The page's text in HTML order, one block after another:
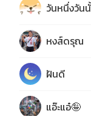
วันหนึ่งวัน
หงส์ดรุณ
ฝันดี
แอ๊ะแอ๋🤪